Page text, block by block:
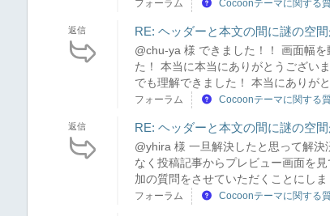
フォーラム Cocoonテーマに関する
返信 RE: ヘッダーと本文の間に謎の空間
@chu-ya 様 できました！！ 画面幅
た！ 本当に本当にありがとうござい
でも理解できました！ 本当にありが
フォーラム Cocoonテーマに関する
返信 RE: ヘッダーと本文の間に謎の空間
@yhira 様 一旦解決したと思って解
なく投稿記事からプレビュー画面を
加の質問をさせていただくことにし
フォーラム Cocoonテーマに関する